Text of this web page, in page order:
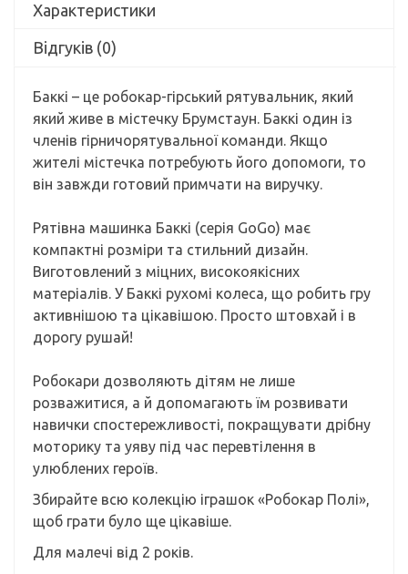
Характеристики
Відгуків (0)
Баккі – це робокар-гірський рятувальник, який
який живе в містечку Брумстаун. Баккі один із
членів гірничорятувальної команди. Якщо
жителі містечка потребують його допомоги, то
він завжди готовий примчати на виручку.
Рятівна машинка Баккі (серія GoGo) має
компактні розміри та стильний дизайн.
Виготовлений з міцних, високоякісних
матеріалів. У Баккі рухомі колеса, що робить гру
активнішою та цікавішою. Просто штовхай і в
дорогу рушай!
Робокари дозволяють дітям не лише
розважитися, а й допомагають їм розвивати
навички спостережливості, покращувати дрібну
моторику та уяву під час перевтілення в
улюблених героїв.
Збирайте всю колекцію іграшок «Робокар Полі»,
щоб грати було ще цікавіше.
Для малечі від 2 років.